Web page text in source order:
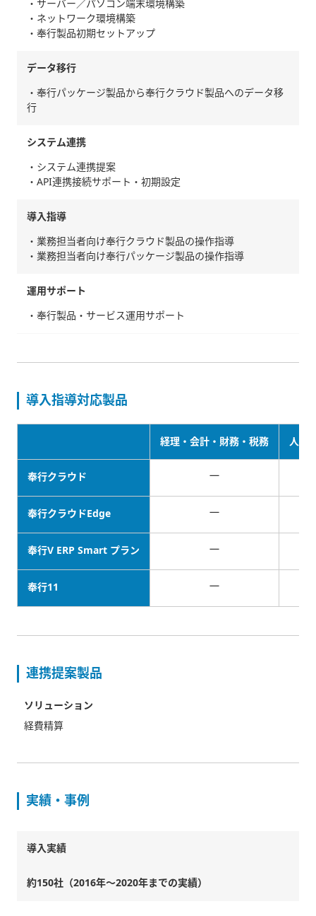
・サーバー／パソコン端末環境構築
・ネットワーク環境構築
・奉行製品初期セットアップ
データ移行
・奉行パッケージ製品から奉行クラウド製品へのデータ移
行
システム連携
・システム連携提案
・API連携接続サポート・初期設定
導入指導
・業務担当者向け奉行クラウド製品の操作指導
・業務担当者向け奉行パッケージ製品の操作指導
運用サポート
・奉行製品・サービス運用サポート
導入指導対応製品
経理・会計・財務・税務 人事
奉行クラウド －
奉行クラウドEdge －
奉行V ERP Smart プラン －
奉行11 －
連携提案製品
ソリューション
経費精算
実績・事例
導入実績
約150社（2016年～2020年までの実績）